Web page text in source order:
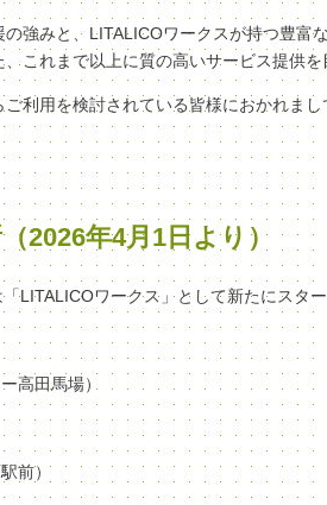
強みと、LITALICOワークスが持つ豊富
これまで以上に質の高いサービス提供
利用を検討されている皆様におかれま
2026年4月1日より）
LITALICOワークス」として新たにスタ
高田馬場）
前）